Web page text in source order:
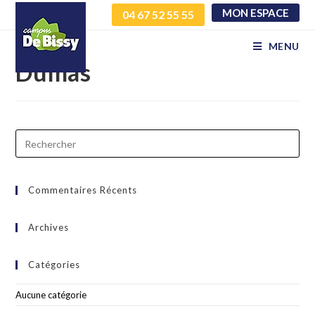
04 67 52 55 55 MON ESPACE
MENU
Covoiturage – Mathilde
Dumas
Commentaires Récents
Archives
Catégories
Aucune catégorie